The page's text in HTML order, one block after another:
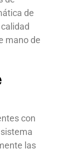
de
mano de
con
las